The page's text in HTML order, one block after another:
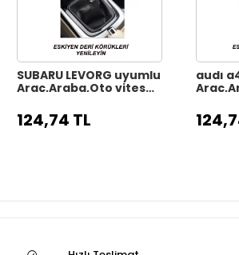
SUBARU LEVORG uyumlu
Araç,Araba,Oto vites
124,74 TL
audı